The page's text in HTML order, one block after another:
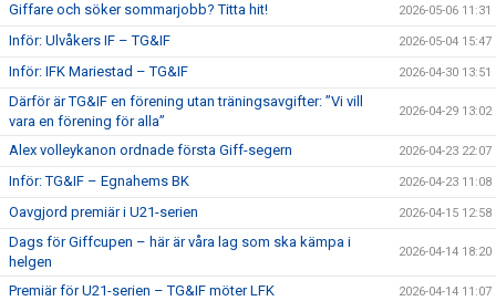
Giffare och söker sommarjobb? Titta hit! 2026-05-06 11:31
Inför: Ulvåkers IF – TG&IF 2026-05-04 15:47
Inför: IFK Mariestad – TG&IF 2026-04-30 13:51
Därför är TG&IF en förening utan träningsavgifter: ”Vi vill
vara en förening för alla”
2026-04-29 13:02
Alex volleykanon ordnade första Giff-segern 2026-04-23 22:07
Inför: TG&IF – Egnahems BK 2026-04-23 11:08
Oavgjord premiär i U21-serien 2026-04-15 12:58
Dags för Giffcupen – här är våra lag som ska kämpa i
helgen
2026-04-14 18:20
Premiär för U21-serien – TG&IF möter LFK 2026-04-14 11:07